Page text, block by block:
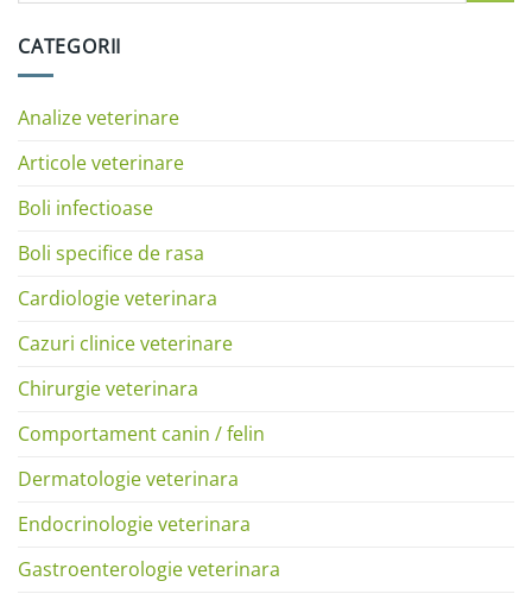
CATEGORII
Analize veterinare
Articole veterinare
Boli infectioase
Boli specifice de rasa
Cardiologie veterinara
Cazuri clinice veterinare
Chirurgie veterinara
Comportament canin / felin
Dermatologie veterinara
Endocrinologie veterinara
Gastroenterologie veterinara